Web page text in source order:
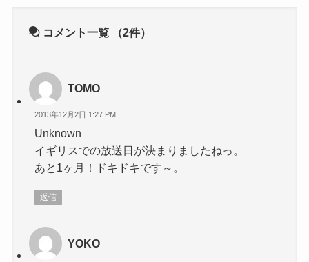
コメント一覧 （2件）
TOMO
2013年12月2日 1:27 PM
Unknown
イギリスでの放送日が決まりましたねっ。
あと1ヶ月！ドキドキです～。
返信
YOKO